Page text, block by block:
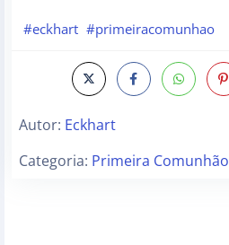
#eckhart #primeiracomunhao
Autor: Eckhart
Categoria: Primeira Comunhão